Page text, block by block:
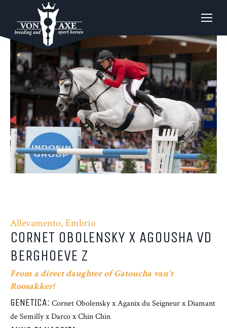
Allevamento, Embrio
CORNET OBOLENSKY X AGOUSHA VD
BERGHOEVE Z
From a direct daughter of Gatoucha van't
Roosakker!
GENETICA: Cornet Obolensky x Aganix du Seigneur x Diamant
de Semilly x Darco x Chin Chin